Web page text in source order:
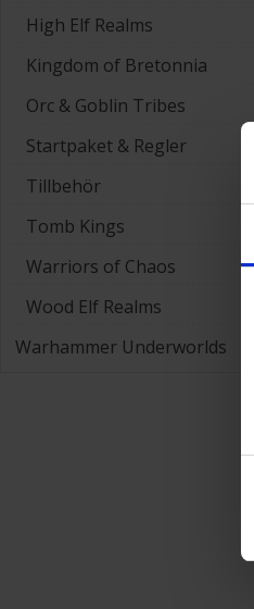
High Elf Realms
Kingdom of Bretonnia
Orc & Goblin Tribes
Startpaket & Regler
Tillbehör
Tomb Kings
Warriors of Chaos
Wood Elf Realms
Warhammer Underworlds